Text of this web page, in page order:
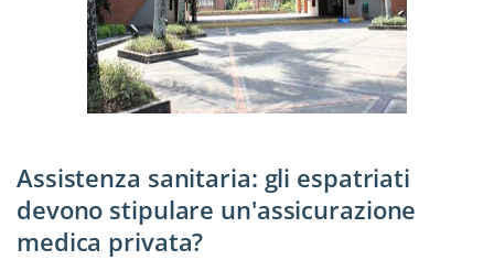
Assistenza sanitaria: gli espatriati
devono stipulare un'assicurazione
medica privata?